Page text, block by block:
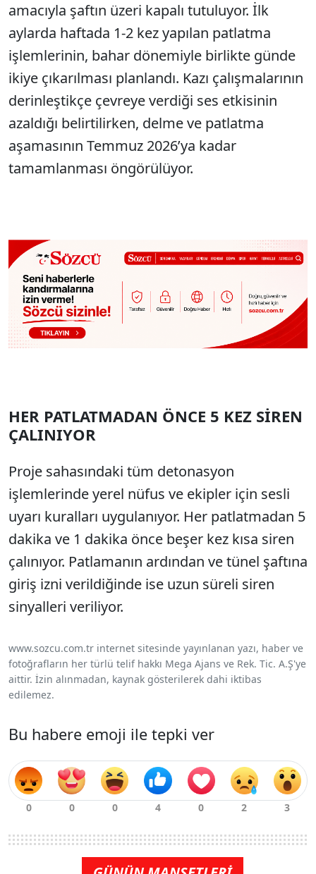
amacıyla şaftın üzeri kapalı tutuluyor. İlk
aylarda haftada 1-2 kez yapılan patlatma
işlemlerinin, bahar dönemiyle birlikte günde
ikiye çıkarılması planlandı. Kazı çalışmalarının
derinleştikçe çevreye verdiği ses etkisinin
azaldığı belirtilirken, delme ve patlatma
aşamasının Temmuz 2026’ya kadar
tamamlanması öngörülüyor.
HER PATLATMADAN ÖNCE 5 KEZ SİREN
ÇALINIYOR
Proje sahasındaki tüm detonasyon
işlemlerinde yerel nüfus ve ekipler için sesli
uyarı kuralları uygulanıyor. Her patlatmadan 5
dakika ve 1 dakika önce beşer kez kısa siren
çalınıyor. Patlamanın ardından ve tünel şaftına
giriş izni verildiğinde ise uzun süreli siren
sinyalleri veriliyor.
www.sozcu.com.tr internet sitesinde yayınlanan yazı, haber ve
fotoğrafların her türlü telif hakkı Mega Ajans ve Rek. Tic. A.Ş'ye
aittir. İzin alınmadan, kaynak gösterilerek dahi iktibas
edilemez.
Bu habere emoji ile tepki ver